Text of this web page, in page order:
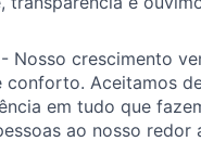
Nosso crescimento
Aceitamos
em tudo que
ao nosso redor